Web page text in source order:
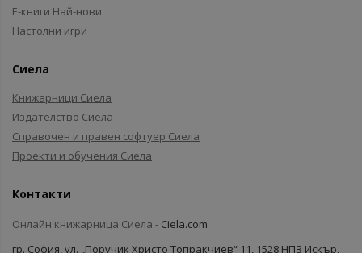
Е-книги Най-нови
Настолни игри
Сиела
Книжарници Сиела
Издателство Сиела
Справочен и правен софтуер Сиела
Проекти и обучения Сиела
Контакти
Онлайн книжарница Сиела - Ciela.com
гр. София, ул. „Поручик Христо Топракчиев“ 11, 1528 НПЗ Искър,